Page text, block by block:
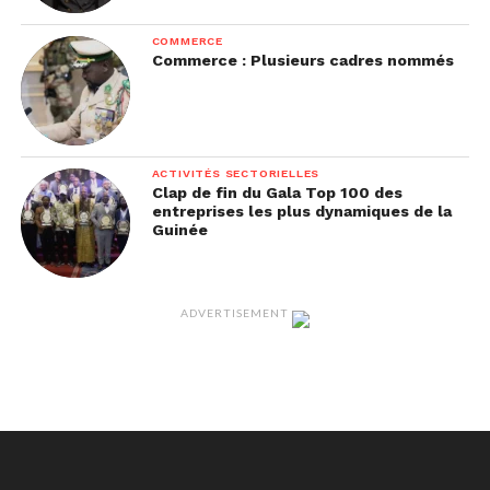
Beers ou «We Protect A Lega
In Agence Ecofin
COMMERCE
Commerce : Plusieurs cadres nommés
ACTIVITÉS SECTORIELLES
Clap de fin du Gala Top 100 des
entreprises les plus dynamiques de la
Guinée
ADVERTISEMENT